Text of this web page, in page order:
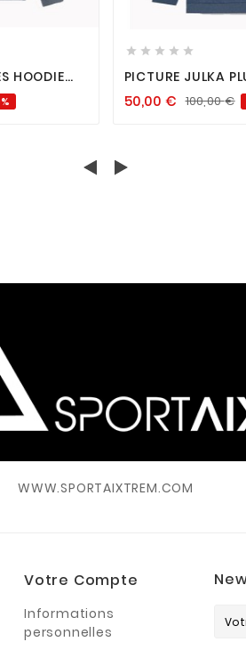

HOODIE
 
    
PICTURE JULKA
DARK BLUE
50,00 € 100,00€
WWW.SPORTAIXTREM.COM
Votre Compte
Informations
personnelles